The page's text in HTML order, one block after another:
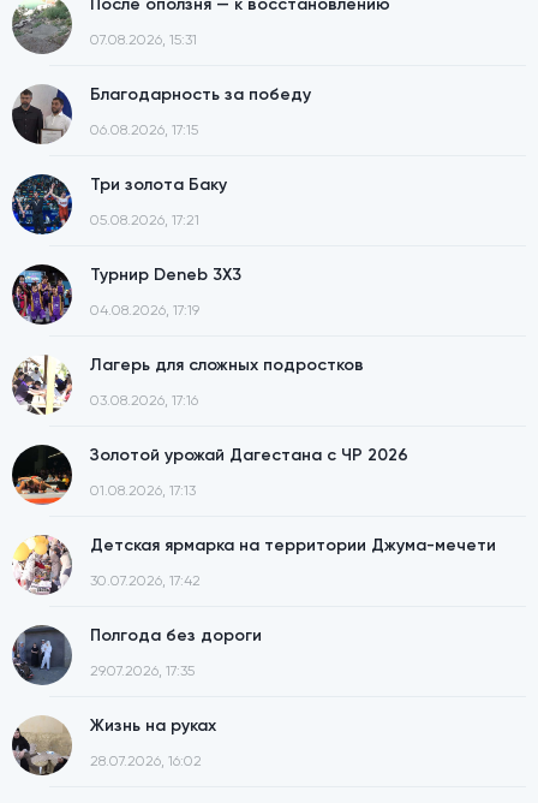
07.08.2026, 15:31
Благодарность за победу
06.08.2026, 17:15
Три золота Баку
05.08.2026, 17:21
Турнир Deneb 3X3
04.08.2026, 17:19
Лагерь для сложных подростков
03.08.2026, 17:16
Золотой урожай Дагестана с ЧР 2026
01.08.2026, 17:13
Детская ярмарка на территории Джума-мечети
30.07.2026, 17:42
Полгода без дороги
29.07.2026, 17:35
Жизнь на руках
28.07.2026, 16:02